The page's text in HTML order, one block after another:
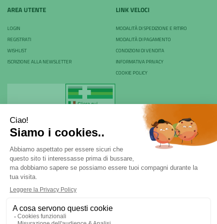
AREA UTENTE
LOGIN
REGISTRATI
WISHLIST
ISCRIZIONE ALLA NEWSLETTER
LINK VELOCI
MODALITÀ DI SPEDIZIONE E RITIRO
MODALITÀ DI PAGAMENTO
CONDIZIONI DI VENDITA
INFORMATIVA PRIVACY
COOKIE POLICY
Farmacia Rovani & C. sas - P.Iva 04024530968
Via Rovani 84 - 20099 - Sesto San Giovanni (MI) | Tel.